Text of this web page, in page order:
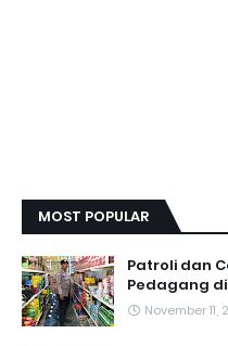
MOST POPULAR
Patroli dan
Pedagang
November 11,